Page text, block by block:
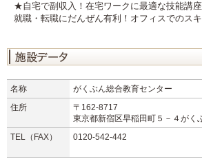
★自宅で副収入！在宅ワークに最適な技能講
就職・転職にだんぜん有利！オフィスでのス
名称
がくぶん総合教育センター
住所
〒162-8717
東京都新宿区早稲田町５－４がく
TEL（FAX）
0120-542-442